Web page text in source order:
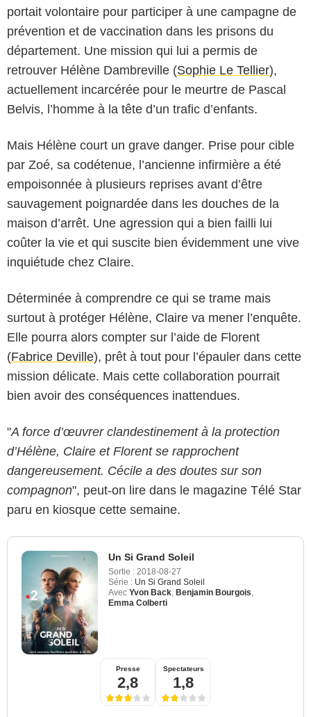
portait volontaire pour participer à une campagne de
prévention et de vaccination dans les prisons du
département. Une mission qui lui a permis de
retrouver Hélène Dambreville (Sophie Le Tellier),
actuellement incarcérée pour le meurtre de Pascal
Belvis, l’homme à la tête d’un trafic d’enfants.
Mais Hélène court un grave danger. Prise pour cible
par Zoé, sa codétenue, l’ancienne infirmière a été
empoisonnée à plusieurs reprises avant d’être
sauvagement poignardée dans les douches de la
maison d’arrêt. Une agression qui a bien failli lui
coûter la vie et qui suscite bien évidemment une vive
inquiétude chez Claire.
Déterminée à comprendre ce qui se trame mais
surtout à protéger Hélène, Claire va mener l’enquête.
Elle pourra alors compter sur l’aide de Florent
(Fabrice Deville), prêt à tout pour l’épauler dans cette
mission délicate. Mais cette collaboration pourrait
bien avoir des conséquences inattendues.
"A force d’œuvrer clandestinement à la protection
d’Hélène, Claire et Florent se rapprochent
dangereusement. Cécile a des doutes sur son
compagnon", peut-on lire dans le magazine Télé Star
paru en kiosque cette semaine.
Un Si Grand Soleil
Sortie : 2018-08-27
Série : Un Si Grand Soleil
Avec Yvon Back Benjamin Bourgois
Emma Colberti
Presse
2,8
Spectateurs
1,8